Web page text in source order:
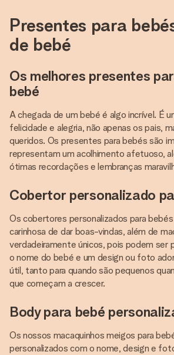
Presentes para
de bebé
Os melhores presentes
bebé
A chegada de um bebé é algo incrível. É
felicidade e alegria, não apenas os pais,
queridos. Os presentes para bebés são
representam um acolhimento afetuoso,
ótimas recordações e lembranças
Cobertor personalizado
Os cobertores personalizados para
carinhosa de dar boas-vindas, além de
verdadeiramente únicos, pois podem ser
o nome do bebé e um design ou foto
útil, tanto para quando são pequenos
que começam a crescer.
Body para bebé
Os nossos macaquinhos meigos para
personalizados com o nome, design e